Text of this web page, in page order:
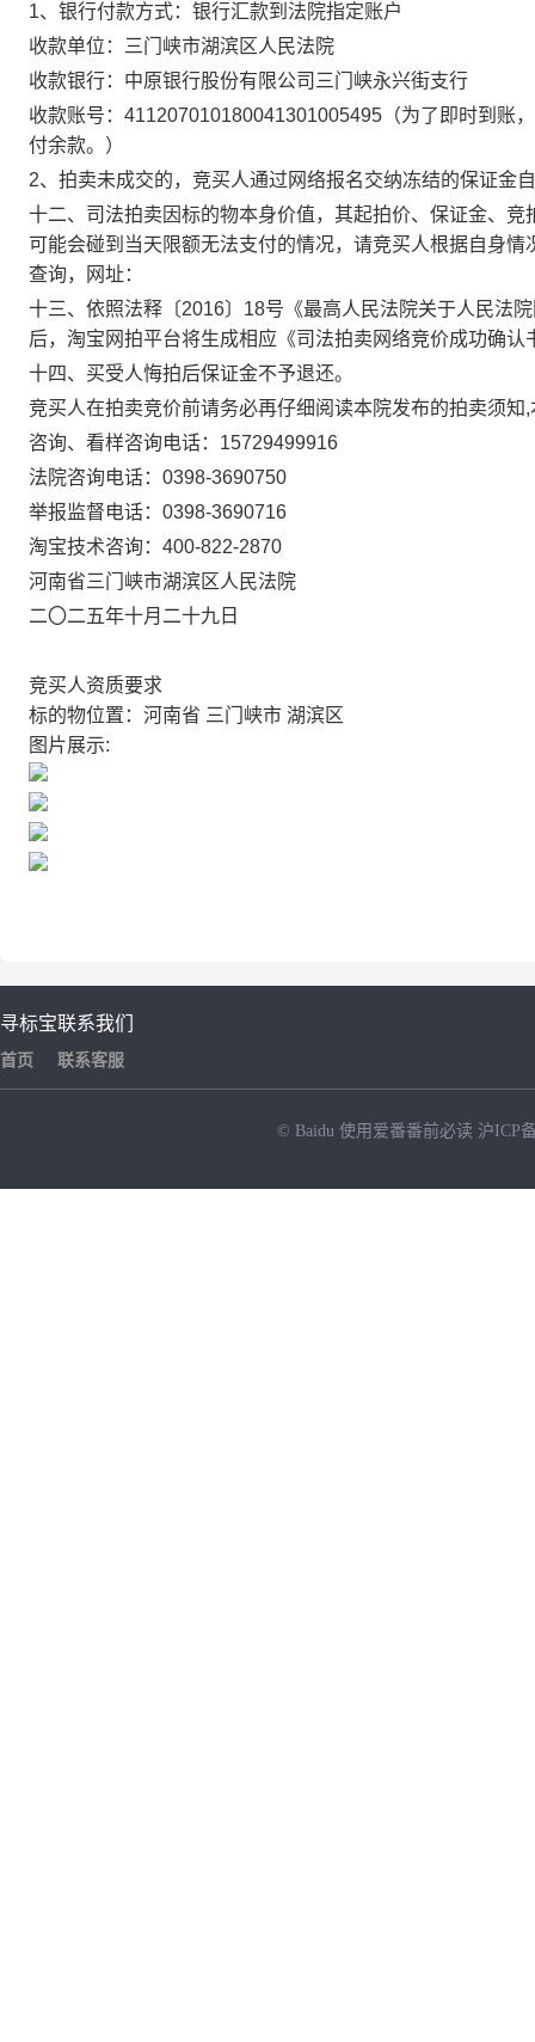
1、银行付款方式：银行汇款到法院指定账户
收款单位：三门峡市湖滨区人民法院
收款银行：中原银行股份有限公司三门峡永兴街支行
收款账号： 411207010180041301005495 （为了即时到账
付余款。）
2、 拍卖未成交的， 竞买人通过网络报名交纳冻结的保证金
十二、司法拍卖因标的物本身价值，其起拍价、保证金、
可能会碰到当天限额无法支付的情况，请竞买人根据自身
查询，网址：
十三、依照法释〔2016〕18号 《最高人民法院关于人民法
后，淘宝网拍平台将生成相应《司法拍卖网络竞价成功确
十四、买受人悔拍后保证金不予退还。
竞买人在拍卖竞价前请务必再仔细阅读本院发布的拍卖须知,
咨询、看样咨询电话： 15729499916
法院咨询电话： 0398-3690750
举报监督电话： 0398-3690716
淘宝技术咨询： 400-822-2870
河南省三门峡市湖滨区人民法院
二〇二五年十月 二十九 日
竞买人资质要求
标的物位置：河南省 三门峡市 湖滨区
图片展示:
寻标宝
首页
联系我们
联系客服
© Baidu 使用爱番番前必读 沪ICP